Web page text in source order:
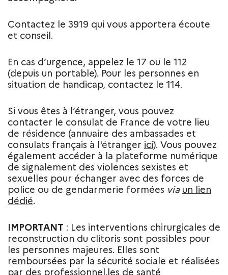
Contactez le 3919 qui vous apportera écoute
et conseil.
En cas d’urgence, appelez le 17 ou le 112
(depuis un portable). Pour les personnes en
situation de handicap, contactez le 114.
Si vous êtes à l’étranger, vous pouvez
contacter le consulat de France de votre lieu
de résidence (annuaire des ambassades et
consulats français à l'étranger ici). Vous pouvez
également accéder à la plateforme numérique
de signalement des violences sexistes et
sexuelles pour échanger avec des forces de
police ou de gendarmerie formées via un lien
dédié.
IMPORTANT : Les interventions chirurgicales de
reconstruction du clitoris sont possibles pour
les personnes majeures. Elles sont
remboursées par la sécurité sociale et réalisées
par des professionnel.les de santé